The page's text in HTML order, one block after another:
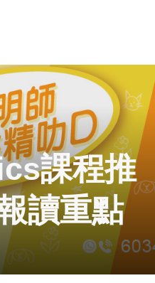
課程推
讀重點